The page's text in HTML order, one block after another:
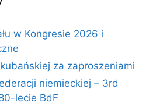
w Kongresie 2026 i
za zaproszeniami
niemieckiej – 3rd
lecie BdF